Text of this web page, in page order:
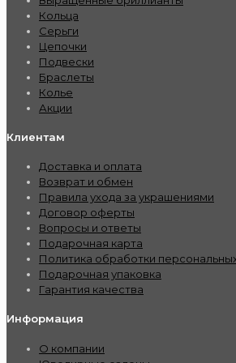
Кольца
Серьги
Цепочки
Подвески
Браслеты
Колье
Акции
Клиентам
Доставка и оплата
Возврат и обмен
Правила ухода за украшениями
Договор оферты
Вопросы и ответы
Подарочная карта
Политика обработки
Подарочная упаковка
Гарантия качества
Информация
О компании